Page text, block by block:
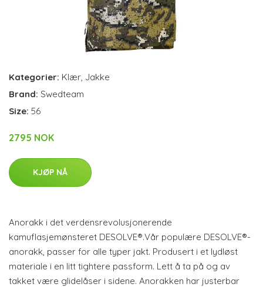
Kategorier: Klær, Jakke
Brand: Swedteam
Size: 56
2795 NOK
KJØP NÅ
Anorakk i det verdensrevolusjonerende
kamuflasjemønsteret DESOLVE®.Vår populære DESOLVE®-
anorakk, passer for alle typer jakt. Produsert i et lydløst
materiale i en litt tightere passform. Lett å ta på og av
takket være glidelåser i sidene. Anorakken har justerbar